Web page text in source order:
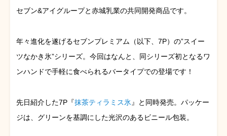
セブン&アイグループと赤城乳業の共同開発商品です。
年々進化を遂げるセブンプレミアム（以下、7P）の”スイー
ツなかき氷”シリーズ。今回はなんと、同シリーズ初となるワ
ンハンドで手軽に食べられるバータイプでの登場です！
先日紹介した7P『抹茶ティラミス氷 』と同時発売。パッケー
ジは、グリーンを基調にした光沢のあるビニール包装。